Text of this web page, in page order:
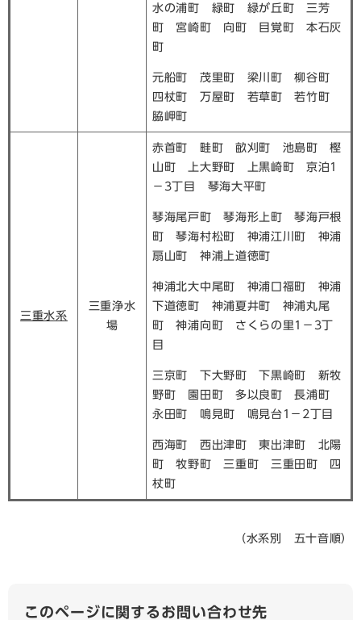
水の浦町 緑町 緑が丘町 三芳
町 宮崎町 向町 目覚町 本石灰
町
元船町 茂里町 梁川町 柳谷町
四杖町 万屋町 若草町 若竹町
脇岬町
三重水系
三重浄水
場
赤首町 畦町 畝刈町 池島町 樫
山町 上大野町 上黒崎町 京泊1
－3丁目 琴海大平町
琴海尾戸町 琴海形上町 琴海戸根
町 琴海村松町 神浦江川町 神浦
扇山町 神浦上道徳町
神浦北大中尾町 神浦口福町 神浦
下道徳町 神浦夏井町 神浦丸尾
町 神浦向町 さくらの里1－3丁
目
三京町 下大野町 下黒崎町 新牧
野町 園田町 多以良町 長浦町
永田町 鳴見町 鳴見台1－2丁目
西海町 西出津町 東出津町 北陽
町 牧野町 三重町 三重田町 四
杖町
（水系別 五十音順）
このページに関するお問い合わせ先